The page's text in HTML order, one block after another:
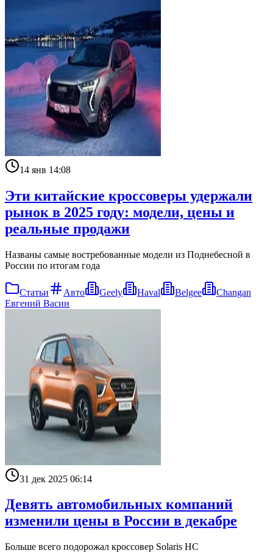
14 янв 14:08
Эти китайские кроссоверы удержали
рынок в 2025 году: модели, цены и
реальные продажи
Названы самые востребованные модели из Поднебесной в
России по итогам года
Статьи Авто Geely Haval Belgee
Changan
Евгений Васин
31 дек 2025 06:14
Девять автомобильных компаний
изменили цены в России в декабре
Больше всего подорожал кроссовер Solaris HC